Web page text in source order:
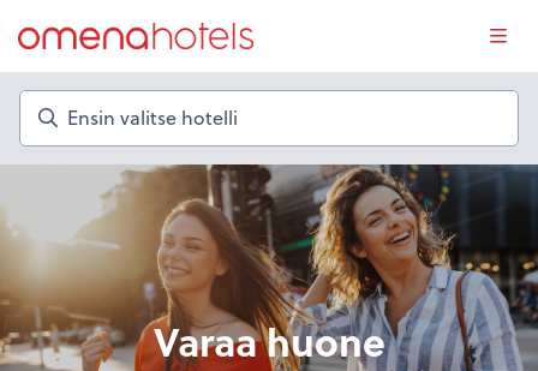
Ensin valitse hotelli
Varaa huone